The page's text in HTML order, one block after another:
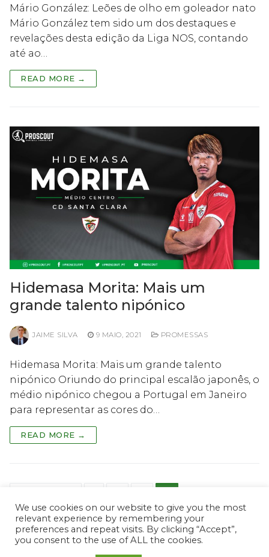
Mário González: Leões de olho em goleador nato
Mário González tem sido um dos destaques e
revelações desta edição da Liga NOS, contando
até ao…
READ MORE →
Hidemasa Morita: Mais um
grande talento nipónico
JAIME SILVA 9 MAIO, 2021 PROMESSAS
Hidemasa Morita: Mais um grande talento
nipónico Oriundo do principal escalão japonês, o
médio nipónico chegou a Portugal em Janeiro
para representar as cores do…
READ MORE →
Paginação
dos
conteúdos
We use cookies on our website to give you the most
relevant experience by remembering your
preferences and repeat visits. By clicking “Accept”,
you consent to the use of ALL the cookies.